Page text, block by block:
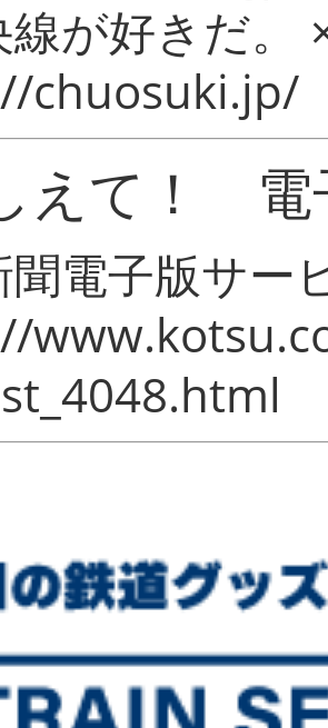
線が好きだ。
chuosuki.jp/
えて！ 電
聞電子版サー